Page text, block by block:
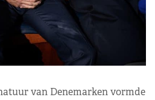
van Denemarken vormde